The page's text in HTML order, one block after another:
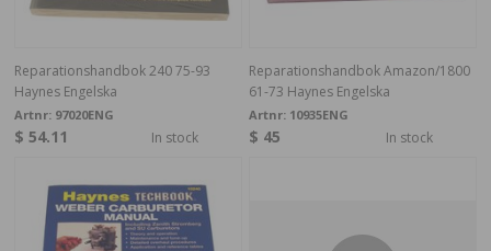
Reparationshandbok 240 75-93
Haynes Engelska
Artnr: 97020ENG
$ 54.11 In stock
Reparationshandbok Amazon/1800
61-73 Haynes Engelska
Artnr: 10935ENG
$ 45 In stock